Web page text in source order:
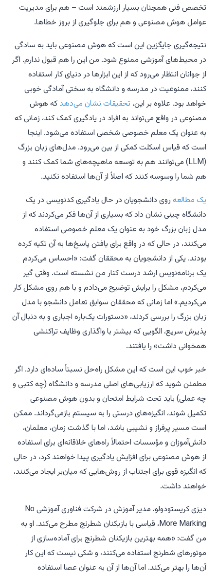
تخصص فنی همچنان بسیار ارزشمند است – هم برای مدیریت
عوامل هوش مصنوعی و هم برای جلوگیری از بروز خطاها.
نتیجه‌گیری جایگزین این است که هوش مصنوعی باید به سادگی
در محیط‌های آموزشی ممنوع شود. من این را هم قبول ندارم. اگر
از جوانان انتظار می‌رود که از این ابزارها در دنیای کار استفاده
کنند، ممنوعیت در مدرسه و دانشگاه به سختی آمادگی خوبی
خواهد بود. علاوه بر این، تحقیقات نشان می‌دهد که هوش
مصنوعی در واقع می‌تواند به افراد در یادگیری کمک کند، زمانی که
به عنوان یک معلم خصوصی شخصی استفاده می‌شود. اینجا
است که قیاس اسکلت کمکی از بین می‌رود. مدل‌های زبان بزرگ
(LLM) می‌توانند هم به توسعه ماهیچه‌های شما کمک کنند و
هم شما را وسوسه کنند که اصلاً از آن‌ها استفاده نکنید.
یک مطالعه روی دانشجویان در حال یادگیری کدنویسی در یک
دانشگاه چینی نشان داد که بسیاری از آن‌ها فکر می‌کردند که از
مدل زبان بزرگ خود به عنوان یک معلم خصوصی استفاده
می‌کنند، در حالی که در واقع برای یافتن پاسخ‌ها به آن تکیه کرده
بودند. یکی از دانشجویان به محققان گفت: «احساس می‌کردم
یک برنامه‌نویس ارشد درست کنار من نشسته است. وقتی گیر
می‌کردم، مشکل را برایش توضیح می‌دادم و با هم روی مشکل کار
می‌کردیم.» اما زمانی که محققان سوابق تعامل دانشجو با مدل
زبان بزرگ را بررسی کردند، «دستورات یک‌باره اجباری و به دنبال آن
پذیرش سریع، الگویی که بیشتر با واگذاری وظایف تراکنشی
همخوانی داشت» را یافتند.
خبر خوب این است که این مشکل راه‌حل نسبتاً ساده‌ای دارد. اگر
مطمئن شوید که ارزیابی‌های اصلی مدرسه و دانشگاه (چه کتبی و
چه عملی) باید تحت شرایط امتحان و بدون هوش مصنوعی
تکمیل شوند، انگیزه‌های درستی را به سیستم بازمی‌گرداند. ممکن
است مسیر پرفراز و نشیبی باشد، اما با گذشت زمان، معلمان،
دانش‌آموزان و مؤسسات احتمالاً راه‌های خلاقانه‌ای برای استفاده
از هوش مصنوعی برای افزایش یادگیری پیدا خواهند کرد، در حالی
که انگیزه قوی برای اجتناب از روش‌هایی که میان‌بر ایجاد می‌کنند،
خواهند داشت.
دیزی کریستودولو، مدیر آموزش در شرکت فناوری آموزشی No
More Marking، قیاسی با بازیکنان شطرنج مطرح می‌کند. او به
من گفت: «همه بهترین بازیکنان شطرنج برای آماده‌سازی از
موتورهای شطرنج استفاده می‌کنند، و شکی نیست که این کار
آن‌ها را بهتر می‌کند. اما آن‌ها از آن به عنوان عصا استفاده